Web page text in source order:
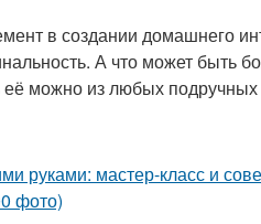
в создании домашнего
А что может быть
её можно из любых